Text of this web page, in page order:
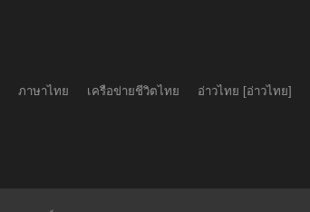
ภาษาไทย เครือข่ายชีวิตไทย อ่าวไทย [อ่าวไทย]